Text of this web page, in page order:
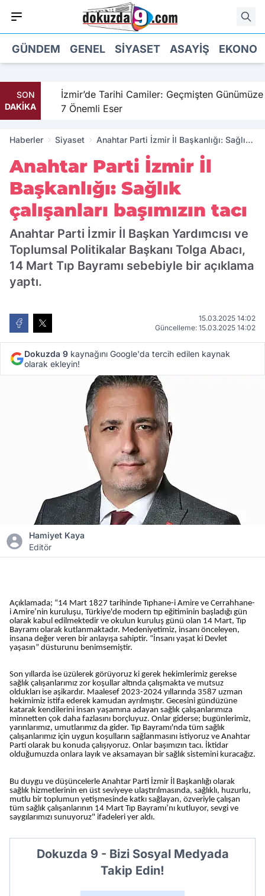
GÜNDEM GENEL SIYASET ASAYIŞ
SON
DAKİKA
İzmir’de Tarihi Camiler: Geçmişten Günümüze
7 Önemli Eser
Haberler Siyaset
Anahtar Parti İzmir İl Başkanlığı: Sağlık
Anahtar Parti İzmir İl
Başkanlığı: Sağlık
çalışanları başımızın tacı
Anahtar Parti İzmir İl Başkan Yardımcısı ve
Toplumsal Politikalar Başkanı Tolga Abacı,
14 Mart Tıp Bayramı sebebiyle bir açıklama
yaptı.
15.03.2025 14:02
Güncelleme: 15.03.2025 14:02
Dokuzda 9 kaynağını Google'da tercih edilen kaynak
olarak ekleyin!
Hamiyet Kaya
Editör
Açıklamada; “14 Mart 1827 tarihinde Tıphane-i Amire ve Cerrahhane-
i Amire’nin kuruluşu, Türkiye'de modern tıp eğitiminin başladığı gün
olarak kabul edilmektedir ve okulun kuruluş günü olan 14 Mart, Tıp
Bayramı olarak kutlanmaktadır. Medeniyetimiz, insanı önceleyen,
insana değer veren bir anlayışa sahiptir. “İnsanı yaşat ki Devlet
yaşasın” düsturunu benimsemiştir.
Son yıllarda ise üzülerek görüyoruz ki gerek hekimlerimiz gerekse
sağlık çalışanlarımız zor koşullar altında çalışmakta ve mutsuz
oldukları ise aşikardır. Maalesef 2023-2024 yıllarında 3587 uzman
hekimimiz istifa ederek kamudan ayrılmıştır. Gecesini gündüzüne
katarak kendilerini insan yaşamına adayan sağlık çalışanlarımıza
minnetten çok daha fazlasını borçluyuz. Onlar giderse; bugünlerimiz,
yarınlarımız, umutlarımız da gider. Tıp Bayramı'nda tüm sağlık
çalışanlarımız için uygun koşulların sağlanmasını istiyoruz ve Anahtar
Parti olarak bu konuda çalışıyoruz. Onlar başımızın tacı. İktidar
olduğumuzda onlara layık ve aksamayan bir sağlık sistemini kuracağız.
Bu duygu ve düşüncelerle Anahtar Parti İzmir İl Başkanlığı olarak
sağlık hizmetlerinin en üst seviyeye ulaştırılmasında, sağlıklı, huzurlu,
mutlu bir toplumun yetişmesinde katkı sağlayan, özveriyle çalışan
tüm sağlık çalışanlarının 14 Mart Tıp Bayramı’nı kutluyor, sevgi ve
saygılarımızı sunuyoruz" ifadeleri yer aldı.
Dokuzda 9 - Bizi Sosyal Medyada
Takip Edin!